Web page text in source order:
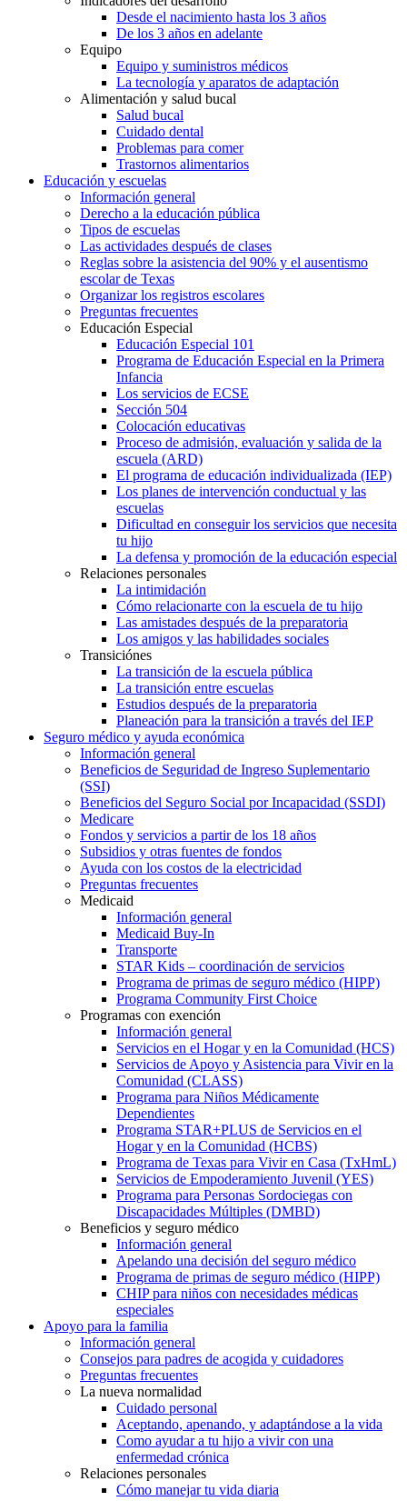
Desde el nacimiento hasta los 3 años
De los 3 años en adelante
Equipo
Equipo y suministros médicos
La tecnología y aparatos de adaptación
Alimentación y salud bucal
Salud bucal
Cuidado dental
Problemas para comer
Trastornos alimentarios
Educación y escuelas
Información general
Derecho a la educación pública
Tipos de escuelas
Las actividades después de clases
Reglas sobre la asistencia del 90% y el ausentismo
escolar de Texas
Organizar los registros escolares
Preguntas frecuentes
Educación Especial
Educación Especial 101
Programa de Educación Especial en la Primera
Infancia
Los servicios de ECSE
Sección 504
Colocación educativas
Proceso de admisión, evaluación y salida de la
escuela (ARD)
El programa de educación individualizada (IEP)
Los planes de intervención conductual y las
escuelas
Dificultad en conseguir los servicios que necesita
tu hijo
La defensa y promoción de la educación especial
Relaciones personales
La intimidación
Cómo relacionarte con la escuela de tu hijo
Las amistades después de la preparatoria
Los amigos y las habilidades sociales
Transiciónes
La transición de la escuela pública
La transición entre escuelas
Estudios después de la preparatoria
Planeación para la transición a través del IEP
Seguro médico y ayuda económica
Información general
Beneficios de Seguridad de Ingreso Suplementario
(SSI)
Beneficios del Seguro Social por Incapacidad (SSDI)
Medicare
Fondos y servicios a partir de los 18 años
Subsidios y otras fuentes de fondos
Ayuda con los costos de la electricidad
Preguntas frecuentes
Medicaid
Información general
Medicaid Buy-In
Transporte
STAR Kids – coordinación de servicios
Programa de primas de seguro médico (HIPP)
Programa Community First Choice
Programas con exención
Información general
Servicios en el Hogar y en la Comunidad (HCS)
Servicios de Apoyo y Asistencia para Vivir en la
Comunidad (CLASS)
Programa para Niños Médicamente
Dependientes
Programa STAR+PLUS de Servicios en el
Hogar y en la Comunidad (HCBS)
Programa de Texas para Vivir en Casa (TxHmL)
Servicios de Empoderamiento Juvenil (YES)
Programa para Personas Sordociegas con
Discapacidades Múltiples (DMBD)
Beneficios y seguro médico
Información general
Apelando una decisión del seguro médico
Programa de primas de seguro médico (HIPP)
CHIP para niños con necesidades médicas
especiales
Apoyo para la familia
Información general
Consejos para padres de acogida y cuidadores
Preguntas frecuentes
La nueva normalidad
Cuidado personal
Aceptando, apenando, y adaptándose a la vida
Como ayudar a tu hijo a vivir con una
enfermedad crónica
Relaciones personales
Cómo manejar tu vida diaria